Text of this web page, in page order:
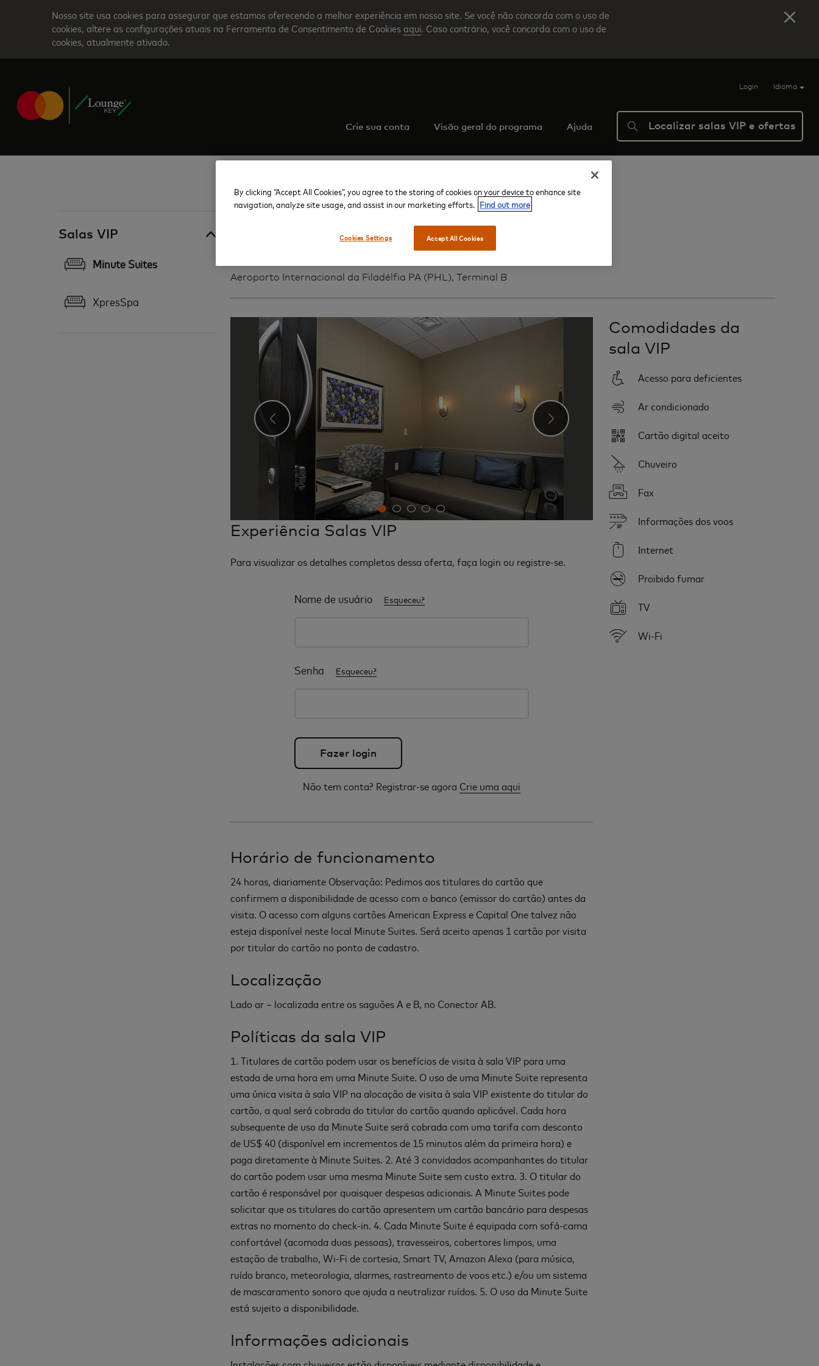
content
Nosso site usa cookies para assegurar que estamos oferecendo a melhor experiência em nosso site. Se você não concorda com o uso de
cookies, altere as configurações atuais na Ferramenta de Consentimento de Cookies aqui. Caso contrário, você concorda com o uso de
cookies, atualmente ativado.
Login Idioma
Crie sua conta Visão geral do programa Ajuda Localizar salas VIP e ofertas
Salas VIP
Minute Suites
XpresSpa
Minute Suites
Aeroporto Internacional da Filadélfia PA (PHL), Terminal B
‹ ›
Experiência Salas VIP
Para visualizar os detalhes completos dessa oferta, faça login ou registre-se.
Nome de usuário Esqueceu?
Senha Esqueceu?
Não tem conta? Registrar-se agora Crie uma aqui
Horário de funcionamento
24 horas, diariamente Observação: Pedimos aos titulares do cartão que
confirmem a disponibilidade de acesso com o banco (emissor do cartão) antes da
visita. O acesso com alguns cartões American Express e Capital One talvez não
esteja disponível neste local Minute Suites. Será aceito apenas 1 cartão por visita
por titular do cartão no ponto de cadastro.
Localização
Lado ar – localizada entre os saguões A e B, no Conector AB.
Políticas da sala VIP
1. Titulares de cartão podem usar os benefícios de visita à sala VIP para uma
estada de uma hora em uma Minute Suite. O uso de uma Minute Suite representa
uma única visita à sala VIP na alocação de visita à sala VIP existente do titular do
cartão, a qual será cobrada do titular do cartão quando aplicável. Cada hora
subsequente de uso da Minute Suite será cobrada com uma tarifa com desconto
de US$ 40 (disponível em incrementos de 15 minutos além da primeira hora) e
paga diretamente à Minute Suites. 2. Até 3 convidados acompanhantes do titular
do cartão podem usar uma mesma Minute Suite sem custo extra. 3. O titular do
cartão é responsável por quaisquer despesas adicionais. A Minute Suites pode
solicitar que os titulares do cartão apresentem um cartão bancário para despesas
extras no momento do check-in. 4. Cada Minute Suite é equipada com sofá-cama
confortável (acomoda duas pessoas), travesseiros, cobertores limpos, uma
estação de trabalho, Wi-Fi de cortesia, Smart TV, Amazon Alexa (para música,
ruído branco, meteorologia, alarmes, rastreamento de voos etc.) e/ou um sistema
de mascaramento sonoro que ajuda a neutralizar ruídos. 5. O uso da Minute Suite
está sujeito a disponibilidade.
Informações adicionais
Comodidades da
sala VIP
Acesso para deficientes
Ar condicionado
Cartão digital aceito
Chuveiro
Fax
Informações dos voos
Internet
Proibido fumar
TV
Wi-Fi
By clicking “Accept All Cookies”, you agree to the storing of cookies on your device to enhance site
navigation, analyze site usage, and assist in our marketing efforts. Find out more
Accept All Cookies
Cookies Settings